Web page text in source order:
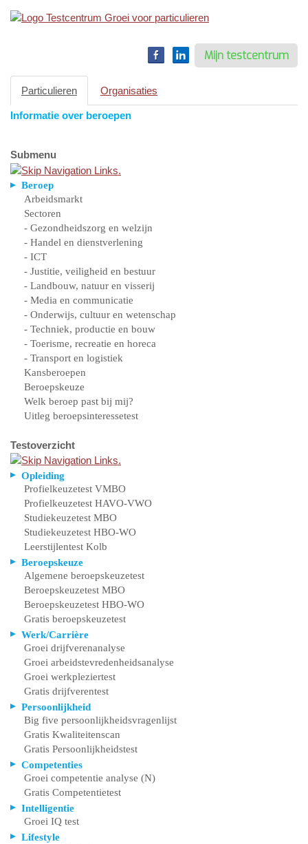
Mijn testcentrum
Particulieren Organisaties
Informatie over beroepen
Submenu
Beroep
Arbeidsmarkt
Sectoren
- Gezondheidszorg en welzijn
- Handel en dienstverlening
- ICT
- Justitie, veiligheid en bestuur
- Landbouw, natuur en visserij
- Media en communicatie
- Onderwijs, cultuur en wetenschap
- Techniek, productie en bouw
- Toerisme, recreatie en horeca
- Transport en logistiek
Kansberoepen
Beroepskeuze
Welk beroep past bij mij?
Uitleg beroepsinteressetest
Testoverzicht
Opleiding
Profielkeuzetest VMBO
Profielkeuzetest HAVO-VWO
Studiekeuzetest MBO
Studiekeuzetest HBO-WO
Leerstijlentest Kolb
Beroepskeuze
Algemene beroepskeuzetest
Beroepskeuzetest MBO
Beroepskeuzetest HBO-WO
Gratis beroepskeuzetest
Werk/Carrière
Groei drijfverenanalyse
Groei arbeidstevredenheidsanalyse
Groei werkpleziertest
Gratis drijfverentest
Persoonlijkheid
Big five persoonlijkheidsvragenlijst
Gratis Kwaliteitenscan
Gratis Persoonlijkheidstest
Competenties
Groei competentie analyse (N)
Gratis Competentietest
Intelligentie
Groei IQ test
Lifestyle